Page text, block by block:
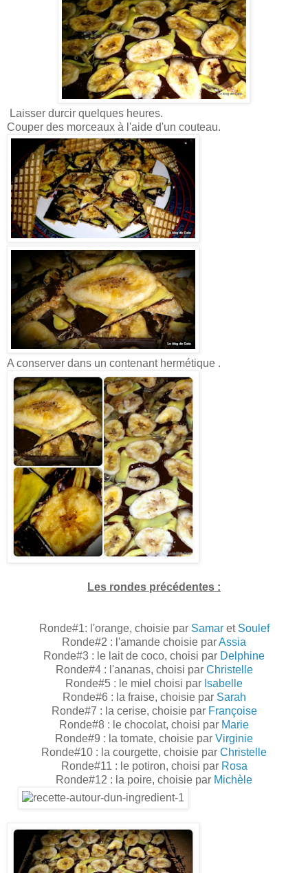
Laisser durcir quelques heures.
Couper des morceaux à l'aide d'un couteau.
A conserver dans un contenant hermétique .
Les rondes précédentes :
Ronde#1: l'orange, choisie par Samaret Soulef
Ronde#2 : l'amande choisie parAssia
Ronde#3 : le lait de coco, choisi par Delphine
Ronde#4 : l'ananas, choisi par Christelle
Ronde#5 : le miel choisi par Isabelle
Ronde#6 : la fraise, choisie par Sarah
Ronde#7 : la cerise, choisie par Françoise
Ronde#8 : le chocolat, choisi par Marie
Ronde#9 : la tomate, choisie par Virginie
Ronde#10 : la courgette, choisie par Christelle
Ronde#11 : le potiron, choisi par Rosa
Ronde#12 : la poire, choisie par Michèle